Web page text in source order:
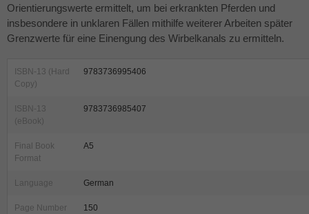
Orientierungswerte ermittelt, um bei erkrankten Pferden und
insbesondere in unklaren Fällen mithilfe weiterer Arbeiten später
Grenzwerte für eine Einengung des Wirbelkanals zu ermitteln.
ISBN-13 (Hard
Copy)
9783736995406
ISBN-13
(eBook)
9783736985407
Final Book
Format
A5
Language German
Page Number 150